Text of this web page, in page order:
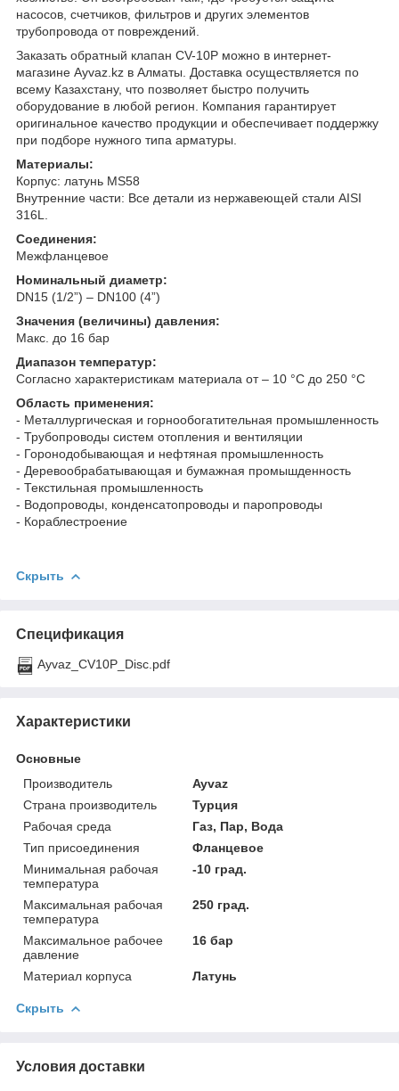
насосов, счетчиков, фильтров и других элементов
трубопровода от повреждений.
Заказать обратный клапан CV-10P можно в интернет-
магазине Ayvaz.kz в Алматы. Доставка осуществляется по
всему Казахстану, что позволяет быстро получить
оборудование в любой регион. Компания гарантирует
оригинальное качество продукции и обеспечивает поддержку
при подборе нужного типа арматуры.
Материалы:
Корпус: латунь MS58
Внутренние части: Все детали из нержавеющей стали AISI
316L.
Соединения:
Межфланцевое
Номинальный диаметр:
DN15 (1/2”) – DN100 (4”)
Значения (величины) давления:
Макс. до 16 бар
Диапазон температур:
Согласно характеристикам материала от – 10 °С до 250 °С
Область применения:
- Металлургическая и горнообогатительная промышленность
- Трубопроводы систем отопления и вентиляции
- Горонодобывающая и нефтяная промышленность
- Деревообрабатывающая и бумажная промышденность
- Текстильная промышленность
- Водопроводы, конденсатопроводы и паропроводы
- Кораблестроение
Скрыть
Спецификация
Ayvaz_CV10P_Disc.pdf
Характеристики
Основные
Производитель
Ayvaz
Страна производитель
Турция
Рабочая среда
Газ, Пар, Вода
Тип присоединения
Фланцевое
Минимальная рабочая
температура
-10 град.
Максимальная рабочая
температура
250 град.
Максимальное рабочее
давление
16 бар
Материал корпуса Латунь
Скрыть
Условия доставки